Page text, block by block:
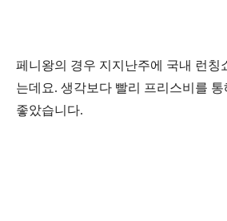
페니왕의 경우 지지난주에 국내 런칭
는데요. 생각보다 빨리 프리스비를
좋았습니다.